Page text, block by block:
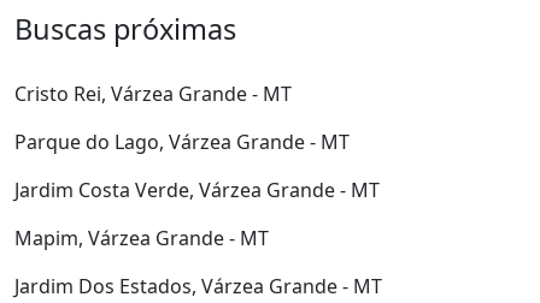
Buscas próximas
Cristo Rei, Várzea Grande - MT
Parque do Lago, Várzea Grande - MT
Jardim Costa Verde, Várzea Grande - MT
Mapim, Várzea Grande - MT
Jardim Dos Estados, Várzea Grande - MT